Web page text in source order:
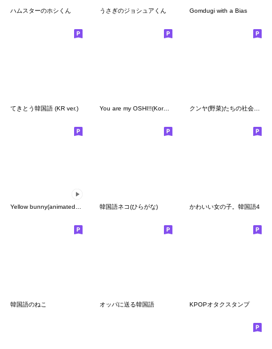
ハムスターのホシくん うさぎのジョシュアくん Gomdugi with a Bias
てきとう韓国語 (KR ver.) You are my OSHI!!(Korean) クンヤ(野菜)たちの社会生活 (KR)
韓国語ネコ(ひらがな) かわいい女の子。韓国語4
韓国語のねこ オッパに送る韓国語 KPOPオタクスタンプ